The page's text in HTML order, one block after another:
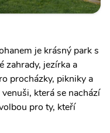
je krásný park s
zahrady, jezírka a
procházky, pikniky a
která se nachází
pro ty, kteří